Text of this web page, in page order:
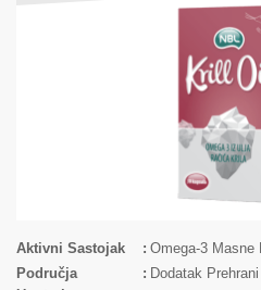
Aktivni Sastojak
Omega-3 Masne
Područja
Dodatak